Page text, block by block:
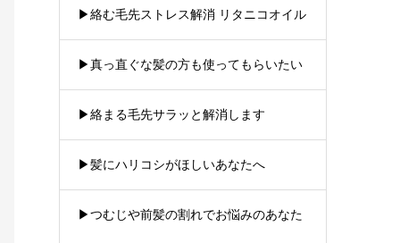
▶︎絡む毛先ストレス解消 リタニコオイル
▶︎真っ直ぐな髪の方も使ってもらいたい
▶︎絡まる毛先サラッと解消します
▶︎髪にハリコシがほしいあなたへ
▶︎つむじや前髪の割れでお悩みのあなた